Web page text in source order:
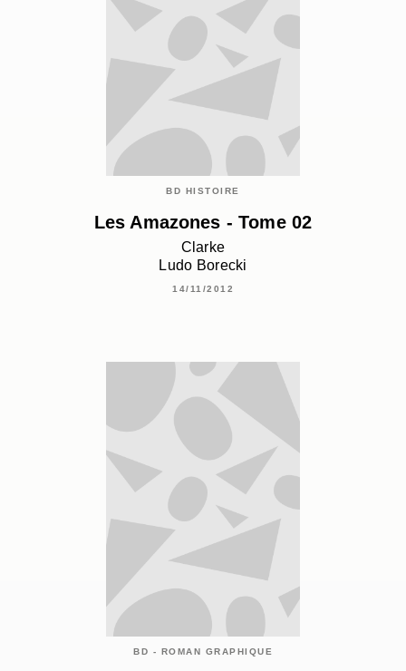
BD HISTOIRE
Les Amazones - Tome 02
Clarke
Ludo Borecki
14/11/2012
BD - ROMAN GRAPHIQUE